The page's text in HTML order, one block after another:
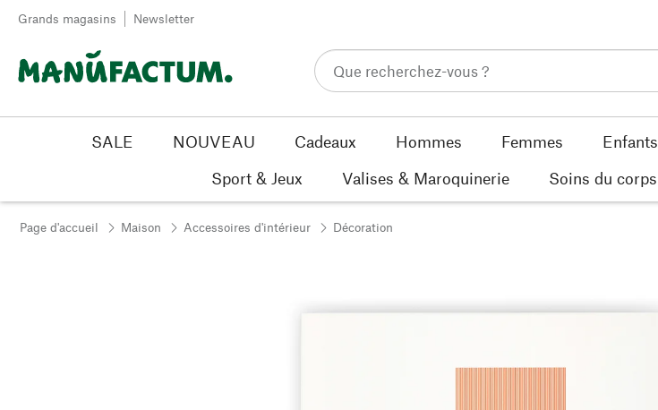
Passer au contenu
Grands magasins Newsletter
SALE NOUVEAU Cadeaux Hommes Femmes Enfants
Sport & Jeux
Valises & Maroquinerie Soins du corps
Page d'accueil Maison Accessoires d'intérieur Décoration